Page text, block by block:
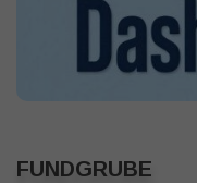
FUNDGRUBE